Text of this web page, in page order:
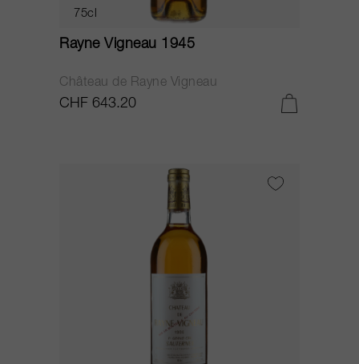
75cl
Rayne Vigneau 1945
Château de Rayne Vigneau
CHF 643.20